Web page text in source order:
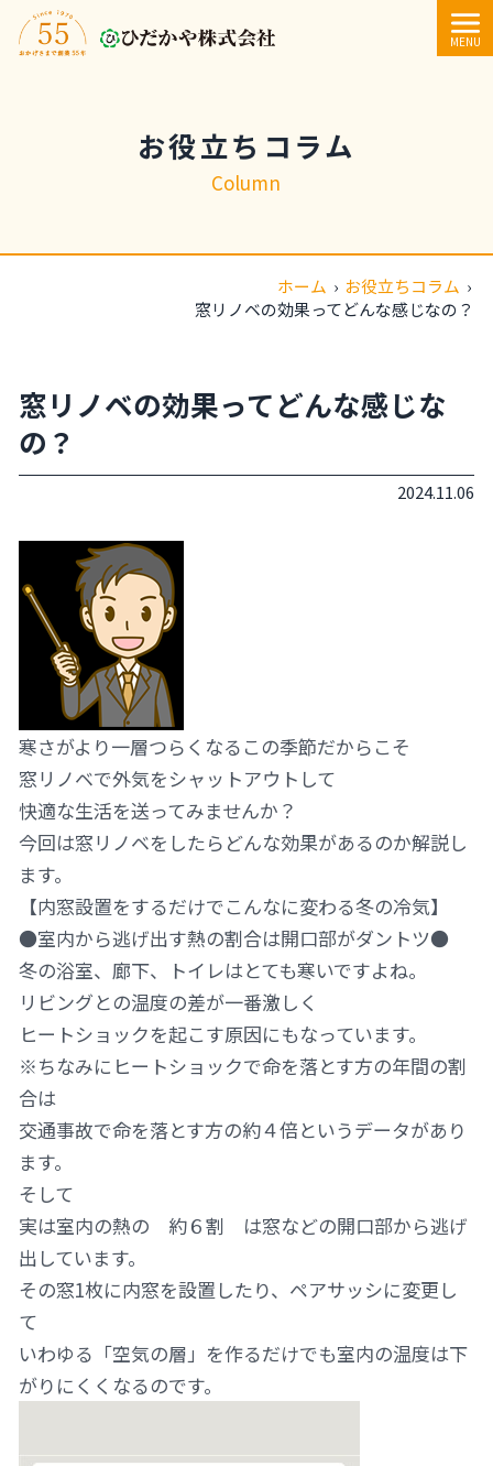
内容をスキップ
MENU
お役立ちコラム
Column
ホーム › お役立ちコラム ›
窓リノベの効果ってどんな感じなの？
窓リノベの効果ってどんな感じな
の？
2024.11.06
寒さがより一層つらくなるこの季節だからこそ
窓リノベで外気をシャットアウトして
快適な生活を送ってみませんか？
今回は窓リノベをしたらどんな効果があるのか解説し
ます。
【内窓設置をするだけでこんなに変わる冬の冷気】
●室内から逃げ出す熱の割合は開口部がダントツ●
冬の浴室、廊下、トイレはとても寒いですよね。
リビングとの温度の差が一番激しく
ヒートショックを起こす原因にもなっています。
※ちなみにヒートショックで命を落とす方の年間の割
合は
交通事故で命を落とす方の約４倍というデータがあり
ます。
そして
実は室内の熱の 約６割 は窓などの開口部から逃げ
出しています。
その窓1枚に内窓を設置したり、ペアサッシに変更し
て
いわゆる「空気の層」を作るだけでも室内の温度は下
がりにくくなるのです。